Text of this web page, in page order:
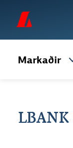
Markaðir
LBANK